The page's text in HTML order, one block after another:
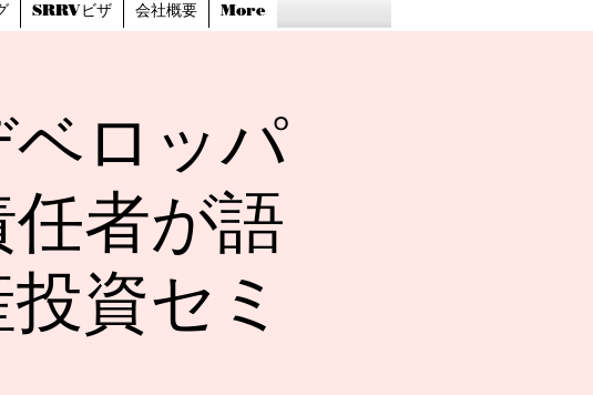
SRRVビザ 会社概要 More
ロッパ
者が語
資セミ